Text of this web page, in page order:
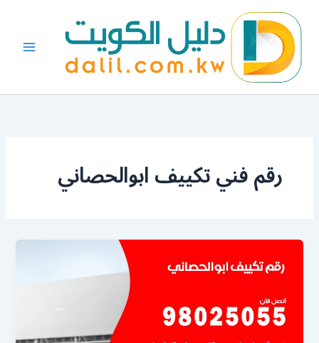
المحتوى
رقم فني تكييف ابوالحصاني